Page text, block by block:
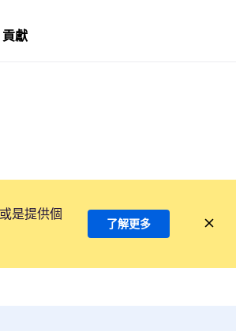
貢獻
是提供個
了解更多